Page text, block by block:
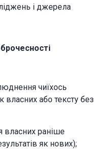
і джерела
чиїхось
власних або тексту без
власних раніше
як нових);